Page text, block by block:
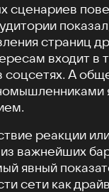
сценариев
страниц
входит в
соцсетях. А
реакции
важнейших
явный
сети как